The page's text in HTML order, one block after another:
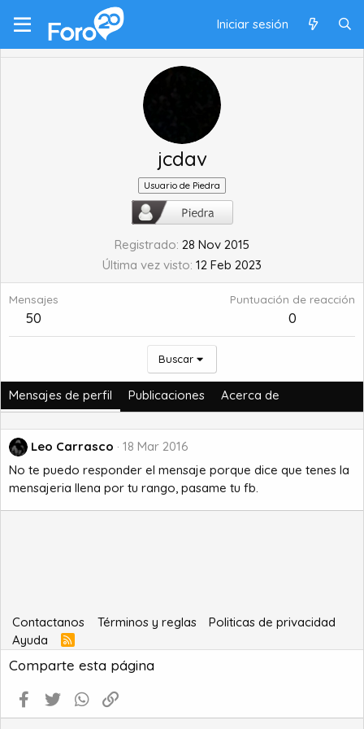
Iniciar sesión
jcdav
Usuario de Piedra
Registrado 28 Nov 2015
Última vez visto 12 Feb 2023
Mensajes
50
Puntuación de reacción
0
Buscar
Mensajes de perfil Publicaciones Acerca de
Leo Carrasco
18 Mar 2016
No te puedo responder el mensaje porque dice que tenes la
mensajeria llena por tu rango, pasame tu fb.
Contactanos Términos y reglas
Politicas de privacidad
Ayuda
R
S
S
Comparte esta página
Facebook
Twitter WhatsApp